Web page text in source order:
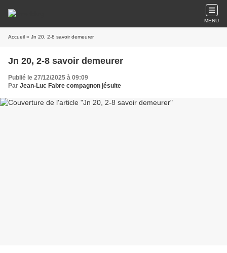
MENU
Accueil » Jn 20, 2-8 savoir demeurer
Jn 20, 2-8 savoir demeurer
Publié le 27/12/2025 à 09:09
Par Jean-Luc Fabre compagnon jésuite